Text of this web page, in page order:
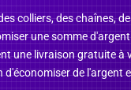
colliers, des chaînes,
une somme
une livraison gratuite à
de